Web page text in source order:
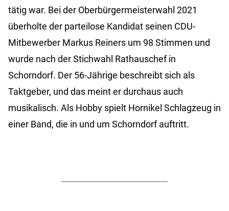
tätig war. Bei der Oberbürgermeisterwahl 2021
überholte der parteilose Kandidat seinen CDU-
Mitbewerber Markus Reiners um 98 Stimmen und
wurde nach der Stichwahl Rathauschef in
Schorndorf. Der 56-Jährige beschreibt sich als
Taktgeber, und das meint er durchaus auch
musikalisch. Als Hobby spielt Hornikel Schlagzeug in
einer Band, die in und um Schorndorf auftritt.